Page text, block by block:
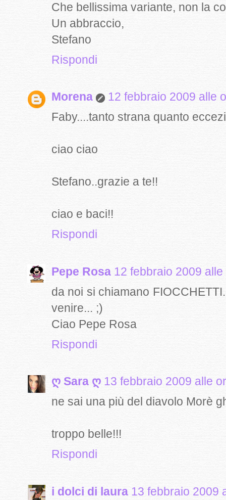
Che bellissima variante, non la
Un abbraccio,
Stefano
Rispondi
Morena
12 febbraio 2009 alle
Faby....tanto strana quanto
ciao ciao
Stefano..grazie a te!!
ciao e baci!!
Rispondi
Pepe Rosa 12 febbraio 2009
da noi si chiamano
venire... ;)
Ciao Pepe Rosa
Rispondi
ღ Sara ღ 13 febbraio 2009 alle
ne sai una più del diavolo Morè
troppo belle!!!
Rispondi
i dolci di laura 13 febbraio 2009